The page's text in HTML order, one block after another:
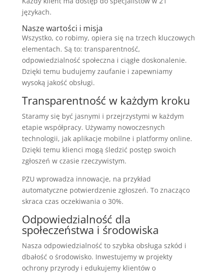
językach.
Nasze wartości i misja
Wszystko, co robimy, opiera się na trzech kluczowych
elementach. Są to: transparentność,
odpowiedzialność społeczna i ciągłe doskonalenie.
Dzięki temu budujemy zaufanie i zapewniamy
wysoką jakość obsługi.
Transparentność w każdym kroku
Staramy się być jasnymi i przejrzystymi w każdym
etapie współpracy. Używamy nowoczesnych
technologii, jak aplikacje mobilne i platformy online.
Dzięki temu klienci mogą śledzić postęp swoich
zgłoszeń w czasie rzeczywistym.
PZU wprowadza innowacje, na przykład
automatyczne potwierdzenie zgłoszeń. To znacząco
skraca czas oczekiwania o 30%.
Odpowiedzialność dla
społeczeństwa i środowiska
Nasza odpowiedzialność to szybka obsługa szkód i
dbałość o środowisko. Inwestujemy w projekty
ochrony przyrody i edukujemy klientów o